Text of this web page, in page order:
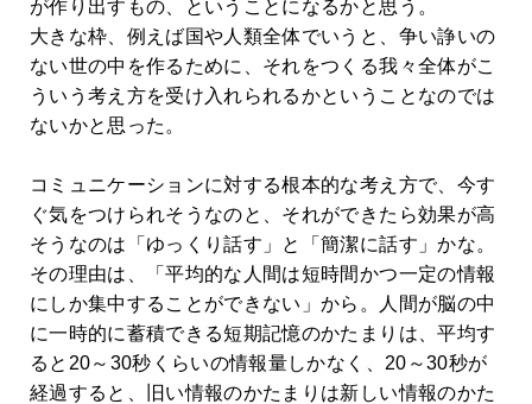
が作り出すもの、ということになるかと思う。
大きな枠、例えば国や人類全体でいうと、争い諍いの
ない世の中を作るために、それをつくる我々全体がこ
ういう考え方を受け入れられるかということなのでは
ないかと思った。
コミュニケーションに対する根本的な考え方で、今す
ぐ気をつけられそうなのと、それができたら効果が高
そうなのは「ゆっくり話す」と「簡潔に話す」かな。
その理由は、「平均的な人間は短時間かつ一定の情報
にしか集中することができない」から。人間が脳の中
に一時的に蓄積できる短期記憶のかたまりは、平均す
ると20～30秒くらいの情報量しかなく、20～30秒が
経過すると、旧い情報のかたまりは新しい情報のかた